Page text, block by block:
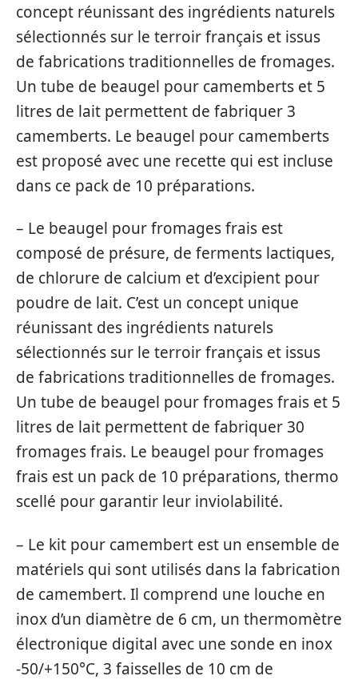
concept réunissant des ingrédients naturels
sélectionnés sur le terroir français et issus
de fabrications traditionnelles de fromages.
Un tube de beaugel pour camemberts et 5
litres de lait permettent de fabriquer 3
camemberts. Le beaugel pour camemberts
est proposé avec une recette qui est incluse
dans ce pack de 10 préparations.
– Le beaugel pour fromages frais est
composé de présure, de ferments lactiques,
de chlorure de calcium et d’excipient pour
poudre de lait. C’est un concept unique
réunissant des ingrédients naturels
sélectionnés sur le terroir français et issus
de fabrications traditionnelles de fromages.
Un tube de beaugel pour fromages frais et 5
litres de lait permettent de fabriquer 30
fromages frais. Le beaugel pour fromages
frais est un pack de 10 préparations, thermo
scellé pour garantir leur inviolabilité.
– Le kit pour camembert est un ensemble de
matériels qui sont utilisés dans la fabrication
de camembert. Il comprend une louche en
inox d’un diamètre de 6 cm, un thermomètre
électronique digital avec une sonde en inox
-50/+150°C, 3 faisselles de 10 cm de